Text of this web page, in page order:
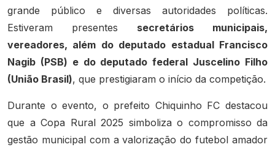
grande público e diversas autoridades políticas.
Estiveram presentes secretários municipais,
vereadores, além do deputado estadual Francisco
Nagib (PSB) e do deputado federal Juscelino Filho
(União Brasil), que prestigiaram o início da competição.
Durante o evento, o prefeito Chiquinho FC destacou
que a Copa Rural 2025 simboliza o compromisso da
gestão municipal com a valorização do futebol amador